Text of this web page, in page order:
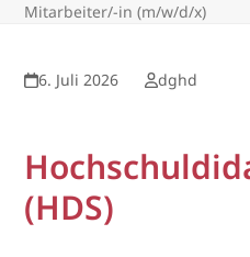
Mitarbeiter/-in (m/w/d/x)
6. Juli 2026 dghd
(HDS)